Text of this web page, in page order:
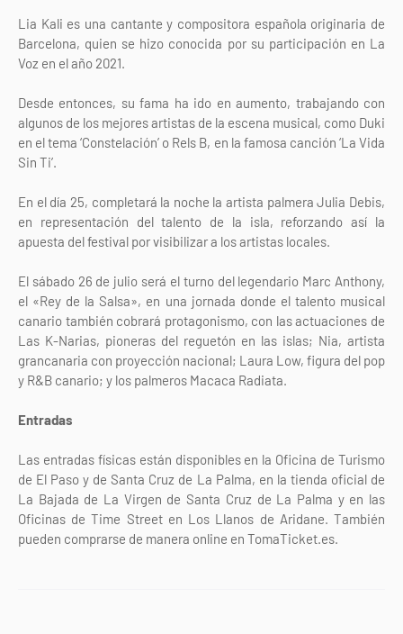
Lia Kali es una cantante y compositora española originaria de
Barcelona, quien se hizo conocida por su participación en La
Voz en el año 2021.
Desde entonces, su fama ha ido en aumento, trabajando con
algunos de los mejores artistas de la escena musical, como Duki
en el tema ‘Constelación’ o Rels B, en la famosa canción ‘La Vida
Sin Ti’.
En el día 25, completará la noche la artista palmera Julia Debis,
en representación del talento de la isla, reforzando así la
apuesta del festival por visibilizar a los artistas locales.
El sábado 26 de julio será el turno del legendario Marc Anthony,
el «Rey de la Salsa», en una jornada donde el talento musical
canario también cobrará protagonismo, con las actuaciones de
Las K-Narias, pioneras del reguetón en las islas; Nia, artista
grancanaria con proyección nacional; Laura Low, figura del pop
y R&B canario; y los palmeros Macaca Radiata.
Entradas
Las entradas físicas están disponibles en la Oficina de Turismo
de El Paso y de Santa Cruz de La Palma, en la tienda oficial de
La Bajada de La Virgen de Santa Cruz de La Palma y en las
Oficinas de Time Street en Los Llanos de Aridane. También
pueden comprarse de manera online en TomaTicket.es.